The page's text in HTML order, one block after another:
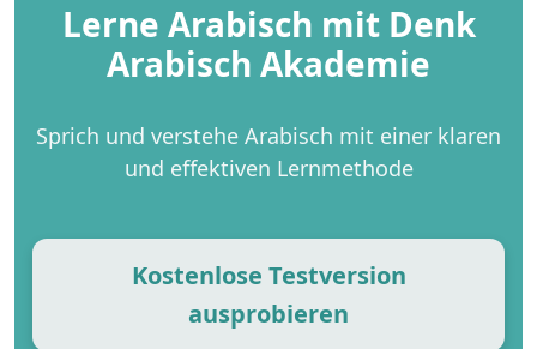
Lerne Arabisch mit Denk
Arabisch Akademie
Sprich und verstehe Arabisch mit einer klaren
und effektiven Lernmethode
Kostenlose Testversion
ausprobieren